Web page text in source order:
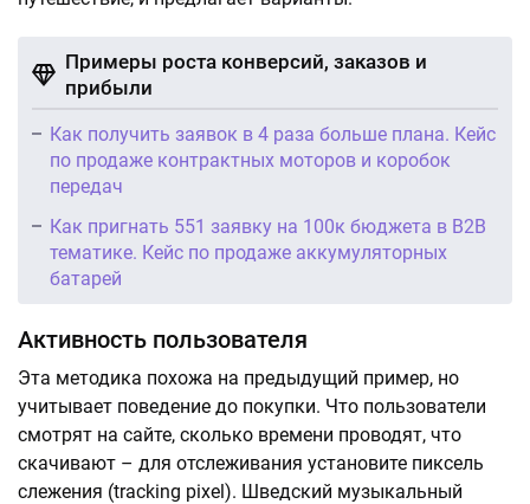
Примеры роста конверсий, заказов и
прибыли
Как получить заявок в 4 раза больше плана. Кейс
по продаже контрактных моторов и коробок
передач
Как пригнать 551 заявку на 100к бюджета в B2B
тематике. Кейс по продаже аккумуляторных
батарей
Активность пользователя
Эта методика похожа на предыдущий пример, но
учитывает поведение до покупки. Что пользователи
смотрят на сайте, сколько времени проводят, что
скачивают – для отслеживания установите пиксель
слежения (tracking pixel). Шведский музыкальный